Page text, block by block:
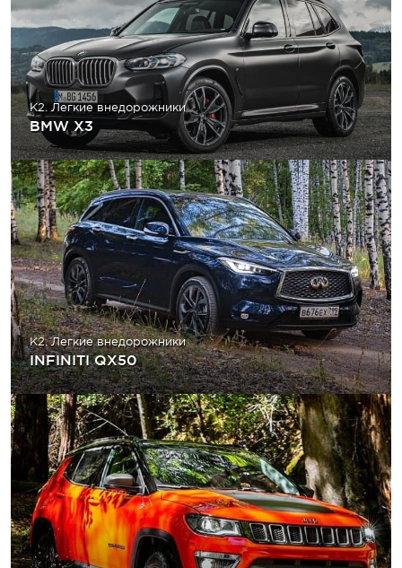
K2. Легкие внедорожники
BMW X3
K2. Легкие внедорожники
INFINITI QX50